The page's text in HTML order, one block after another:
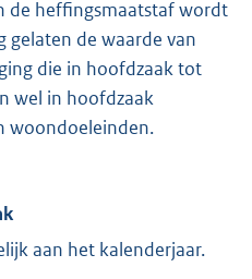
de heffingsmaatstaf wordt
gelaten de waarde van
die in hoofdzaak tot
wel in hoofdzaak
woondoeleinden.
aan het kalenderjaar.